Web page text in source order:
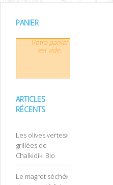
PANIER
Votre panier
est vide.
ARTICLES
RÉCENTS
Les olives vertes
grillées de
Chalkidiki Bio
Le magret séché